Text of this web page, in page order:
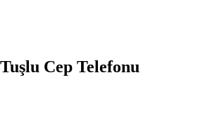
Cep Telefonu